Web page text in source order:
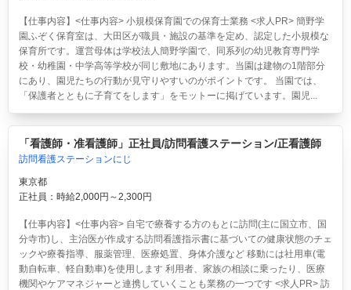
【仕事内容】<仕事内容> 小規模保育園での保育士業務 <求人PR> 簡野学
園ふぞく保育室は、大田区が職員・施設の基準を定め、認定した小規模な
保育所です。運営母体は学校法人簡野学園で、同系列の幼児教育専門学
校・幼稚園・中学高等学校が同じ敷地にあります。当園は建物の1階部分
にあり、園児たちの行動が見守りやすいのがポイントです。 当園では、
「保護者とともに子育てをします」をモットーに掲げています。園児...
「看護師・准看護師」正社員/訪問看護ステーション/正看護師
訪問看護ステーションにじ
東京都
正社員：時給2,000円～2,300円
【仕事内容】<仕事内容> 自宅で療養する方のもとに訪問(主に国立市、国
分寺市)し、主治医が作成する訪問看護指示書に基づいての健康状態のチェ
ックや療養指導、服薬管理、医療処置、身体介護など 移動には社用車(電
動自転車、軽自動車)を使用します 利用者、家族の相談に乗ったり、医療
機関やケアマネジャーと連携していくことも業務の一つです <求人PR> 訪